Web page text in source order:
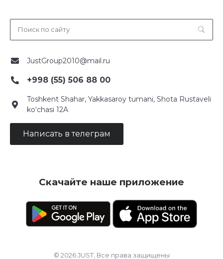
JustGroup2010@mail.ru
+998 (55) 506 88 00
Toshkent Shahar, Yakkasaroy tumani, Shota Rustaveli
ko‘chasi 12A
Написать в телеграм
Скачайте наше приложение
© 2026 JUST, Все права защищены